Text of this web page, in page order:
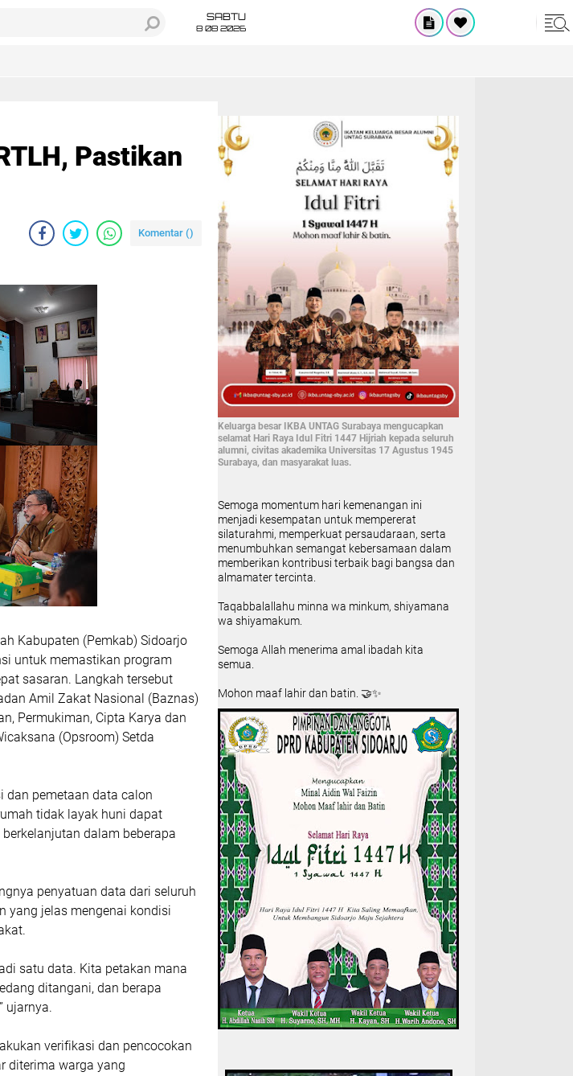
SABTU
8 08 2026
Pastikan
Komentar ()
Kabupaten (Pemkab) Sidoarjo
untuk memastikan program
sasaran. Langkah tersebut
Amil Zakat Nasional (Baznas)
Permukiman, Cipta Karya dan
(Opsroom) Setda
dan pemetaan data calon
tidak layak huni dapat
dalam beberapa
penyatuan data dari seluruh
yang jelas mengenai kondisi
satu data. Kita petakan mana
ditangani, dan berapa
ujarnya.
verifikasi dan pencocokan
diterima warga yang
Keluarga besar IKBA UNTAG Surabaya mengucapkan
selamat Hari Raya Idul Fitri 1447 Hijriah kepada seluruh
alumni, civitas akademika Universitas 17 Agustus 1945
Surabaya, dan masyarakat luas.
Semoga momentum hari kemenangan ini
menjadi kesempatan untuk mempererat
silaturahmi, memperkuat persaudaraan, serta
menumbuhkan semangat kebersamaan dalam
memberikan kontribusi terbaik bagi bangsa dan
almamater tercinta.
Taqabbalallahu minna wa minkum, shiyamana
wa shiyamakum.
Semoga Allah menerima amal ibadah kita
semua.
Mohon maaf lahir dan batin. 🤝✨